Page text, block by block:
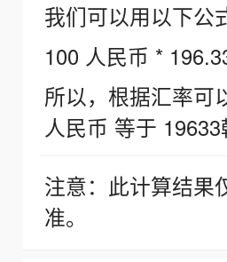
我们可以用以下公
100 人民币 *
所以，根据汇率可
人民币 等于
注意：此计算结果
准。